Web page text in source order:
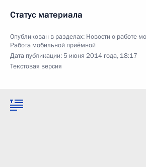
Статус материала
Опубликован в разделах: Новости о работе
Работа мобильной приёмной
Дата публикации:5 июня 2014 года, 18:17
Текстовая версия